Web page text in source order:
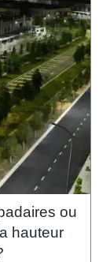
ou
hauteur